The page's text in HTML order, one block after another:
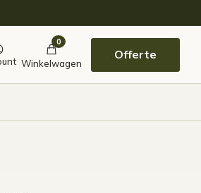
0
Winkelwagen
Offerte